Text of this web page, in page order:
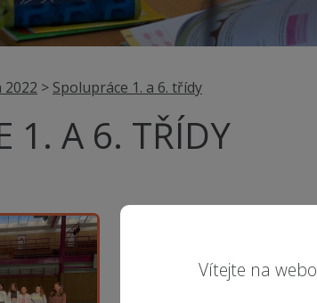
Vítejte na
2022 > Spolupráce 1. a 6. třídy
1. A 6. TŘÍDY